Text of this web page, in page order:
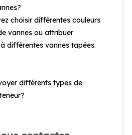
choisir différentes couleurs
vannes ou attribuer
différentes vannes tapées.
différents types de